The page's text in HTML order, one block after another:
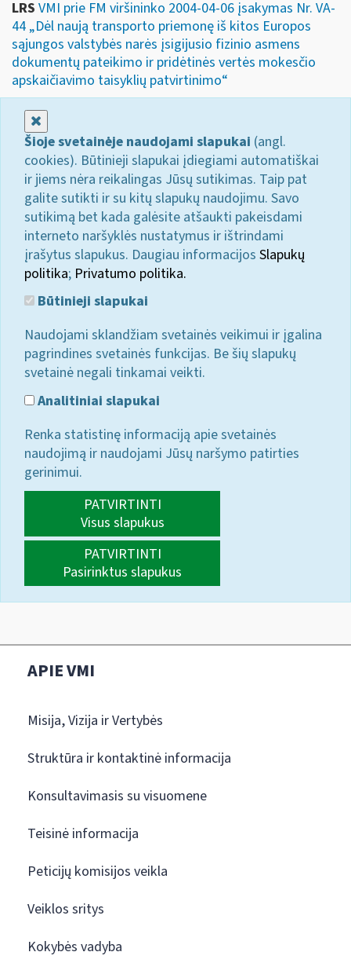
LRS VMI prie FM viršininko 2004-04-06 įsakymas Nr. VA-
44 „Dėl naują transporto priemonę iš kitos Europos
sąjungos valstybės narės įsigijusio fizinio asmens
dokumentų pateikimo ir pridėtinės vertės mokesčio
apskaičiavimo taisyklių patvirtinimo“
Šioje svetainėje naudojami slapukai (angl.
cookies). Būtinieji slapukai įdiegiami automatiškai
ir jiems nėra reikalingas Jūsų sutikimas. Taip pat
galite sutikti ir su kitų slapukų naudojimu. Savo
sutikimą bet kada galėsite atšaukti pakeisdami
interneto naršyklės nustatymus ir ištrindami
įrašytus slapukus. Daugiau informacijos Slapukų
politika; Privatumo politika.
Būtinieji slapukai
Naudojami sklandžiam svetainės veikimui ir įgalina
pagrindines svetainės funkcijas. Be šių slapukų
svetainė negali tinkamai veikti.
Analitiniai slapukai
Renka statistinę informaciją apie svetainės
naudojimą ir naudojami Jūsų naršymo patirties
gerinimui.
PATVIRTINTI
Visus slapukus
PATVIRTINTI
Pasirinktus slapukus
APIE VMI
Misija, Vizija ir Vertybės
Struktūra ir kontaktinė informacija
Konsultavimasis su visuomene
Teisinė informacija
Peticijų komisijos veikla
Veiklos sritys
Kokybės vadyba